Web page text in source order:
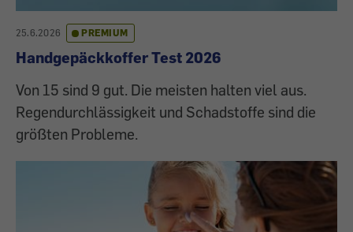
25.6.2026 PREMIUM
Handgepäckkoffer Test 2026
Von 15 sind 9 gut. Die meisten halten viel aus.
Regendurchlässigkeit und Schadstoffe sind die
größten Probleme.